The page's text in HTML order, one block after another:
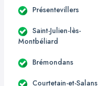
Présentevillers
Saint-Julien-lès-
Montbéliard
Brémondans
Courtetain-et-Salans